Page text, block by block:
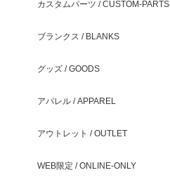
カスタムパーツ / CUSTOM-PARTS
ブランクス / BLANKS
グッズ / GOODS
アパレル / APPAREL
アウトレット / OUTLET
WEB限定 / ONLINE-ONLY